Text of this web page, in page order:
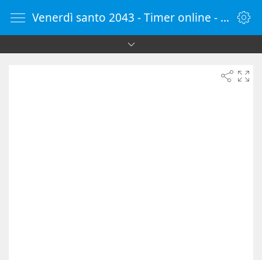
Venerdì santo 2043 - Timer online - Countdown